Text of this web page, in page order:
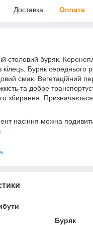
Доставка Оплата
столовий буряк.
Буряк середнього
смак. Вегетаційний
та добре
збирання.
насіння можна
Буряк